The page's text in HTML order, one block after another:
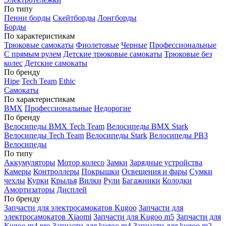
По типу
Пенни борды Скейтборды Лонгборды
Борды
По характеристикам
Трюковые самокаты Фиолетовые Черные Профессиональные
С прямым рулем Детские трюковые самокаты Трюковые без
колес Детские самокаты
По бренду
Hipe Tech Team Ethic
Самокаты
По характеристикам
BMX Профессиональные Недорогие
По бренду
Велосипеды BMX Tech Team Велосипеды BMX Stark
Велосипеды Tech Team Велосипеды Stark Велосипеды РВЗ
Велосипеды
По типу
Аккумуляторы Мотор колесо Замки Зарядные устройства
Камеры Контроллеры Покрышки Освещения и фары Сумки
чехлы Курки Крылья Вилки Рули Багажники Колодки
Амортизаторы Дисплей
По бренду
Запчасти для электросамокатов Kugoo Запчасти для
электросамокатов Xiaomi Запчасти для Kugoo m5 Запчасти для